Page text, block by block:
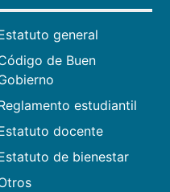
general
de Buen
estudiantil
docente
de bienestar